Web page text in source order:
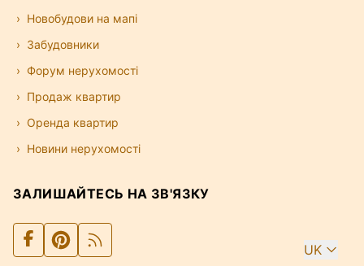
Новобудови на мапі
Забудовники
Форум нерухомості
Продаж квартир
Оренда квартир
Новини нерухомості
ЗАЛИШАЙТЕСЬ НА ЗВ'ЯЗКУ
UK